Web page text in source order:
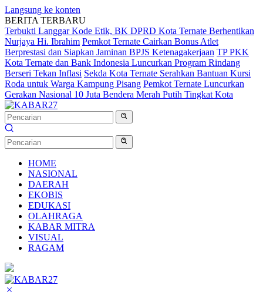
Langsung ke konten
BERITA TERBARU
Terbukti Langgar Kode Etik, BK DPRD Kota Ternate Berhentikan
Nurjaya Hi. Ibrahim Pemkot Ternate Cairkan Bonus Atlet
Berprestasi dan Siapkan Jaminan BPJS Ketenagakerjaan TP PKK
Kota Ternate dan Bank Indonesia Luncurkan Program Rindang
Berseri Tekan Inflasi Sekda Kota Ternate Serahkan Bantuan Kursi
Roda untuk Warga Kampung Pisang Pemkot Ternate Luncurkan
Gerakan Nasional 10 Juta Bendera Merah Putih Tingkat Kota
HOME
NASIONAL
DAERAH
EKOBIS
EDUKASI
OLAHRAGA
KABAR MITRA
VISUAL
RAGAM